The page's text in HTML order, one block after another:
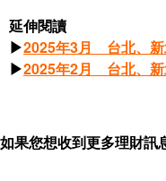
延伸閱讀
▶2025年3月 台北、新
▶2025年2月 台北、新
如果您想收到更多理財訊